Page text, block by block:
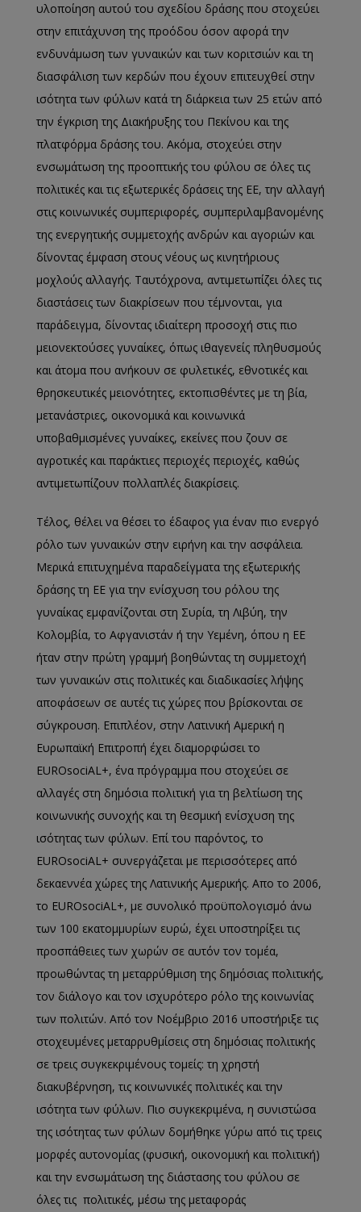
υλοποίηση αυτού του σχεδίου δράσης που στοχεύει
στην επιτάχυνση της προόδου όσον αφορά την
ενδυνάμωση των γυναικών και των κοριτσιών και τη
διασφάλιση των κερδών που έχουν επιτευχθεί στην
ισότητα των φύλων κατά τη διάρκεια των 25 ετών από
την έγκριση της Διακήρυξης του Πεκίνου και της
πλατφόρμα δράσης του. Ακόμα, στοχεύει στην
ενσωμάτωση της προοπτικής του φύλου σε όλες τις
πολιτικές και τις εξωτερικές δράσεις της ΕΕ, την αλλαγή
στις κοινωνικές συμπεριφορές, συμπεριλαμβανομένης
της ενεργητικής συμμετοχής ανδρών και αγοριών και
δίνοντας έμφαση στους νέους ως κινητήριους
μοχλούς αλλαγής. Ταυτόχρονα, αντιμετωπίζει όλες τις
διαστάσεις των διακρίσεων που τέμνονται, για
παράδειγμα, δίνοντας ιδιαίτερη προσοχή στις πιο
μειονεκτούσες γυναίκες, όπως ιθαγενείς πληθυσμούς
και άτομα που ανήκουν σε φυλετικές, εθνοτικές και
θρησκευτικές μειονότητες, εκτοπισθέντες με τη βία,
μετανάστριες, οικονομικά και κοινωνικά
υποβαθμισμένες γυναίκες, εκείνες που ζουν σε
αγροτικές και παράκτιες περιοχές περιοχές, καθώς
αντιμετωπίζουν πολλαπλές διακρίσεις.
Τέλος, θέλει να θέσει το έδαφος για έναν πιο ενεργό
ρόλο των γυναικών στην ειρήνη και την ασφάλεια.
Μερικά επιτυχημένα παραδείγματα της εξωτερικής
δράσης τη ΕΕ για την ενίσχυση του ρόλου της
γυναίκας εμφανίζονται στη Συρία, τη Λιβύη, την
Κολομβία, το Αφγανιστάν ή την Υεμένη, όπου η ΕΕ
ήταν στην πρώτη γραμμή βοηθώντας τη συμμετοχή
των γυναικών στις πολιτικές και διαδικασίες λήψης
αποφάσεων σε αυτές τις χώρες που βρίσκονται σε
σύγκρουση. Επιπλέον, στην Λατινική Αμερική η
Ευρωπαϊκή Επιτροπή έχει διαμορφώσει το
EUROsociAL+, ένα πρόγραμμα που στοχεύει σε
αλλαγές στη δημόσια πολιτική για τη βελτίωση της
κοινωνικής συνοχής και τη θεσμική ενίσχυση της
ισότητας των φύλων. Επί του παρόντος, το
EUROsociAL+ συνεργάζεται με περισσότερες από
δεκαεννέα χώρες της Λατινικής Αμερικής. Απο το 2006,
το EUROsociAL+, με συνολικό προϋπολογισμό άνω
των 100 εκατομμυρίων ευρώ, έχει υποστηρίξει τις
προσπάθειες των χωρών σε αυτόν τον τομέα,
προωθώντας τη μεταρρύθμιση της δημόσιας πολιτικής,
τον διάλογο και τον ισχυρότερο ρόλο της κοινωνίας
των πολιτών. Από τον Νοέμβριο 2016 υποστήριξε τις
στοχευμένες μεταρρυθμίσεις στη δημόσιας πολιτικής
σε τρεις συγκεκριμένους τομείς: τη χρηστή
διακυβέρνηση, τις κοινωνικές πολιτικές και την
ισότητα των φύλων. Πιο συγκεκριμένα, η συνιστώσα
της ισότητας των φύλων δομήθηκε γύρω από τις τρεις
μορφές αυτονομίας (φυσική, οικονομική και πολιτική)
και την ενσωμάτωση της διάστασης του φύλου σε
όλες τις πολιτικές, μέσω της μεταφοράς